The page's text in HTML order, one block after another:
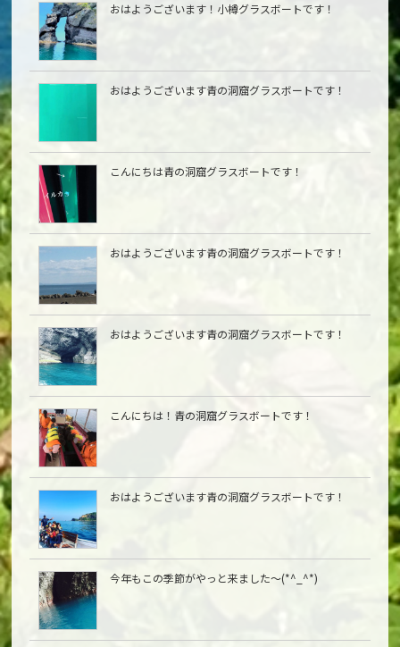
おはようございます！小樽グラスボートです！
おはようございます青の洞窟グラスボートです！
こんにちは青の洞窟グラスボートです！
おはようございます青の洞窟グラスボートです！
おはようございます青の洞窟グラスボートです！
こんにちは︎！青の洞窟グラスボートです！
おはようございます青の洞窟グラスボートです！
今年もこの季節がやっと来ました〜(*^_^*)